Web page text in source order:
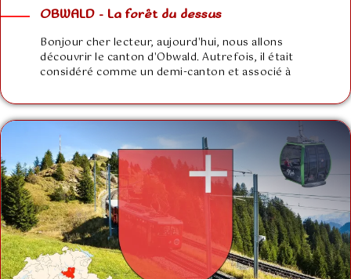
OBWALD – La forêt du dessus
Bonjour cher lecteur, aujourd'hui, nous allons
découvrir le canton d'Obwald. Autrefois, il était
considéré comme un demi-canton et associé à